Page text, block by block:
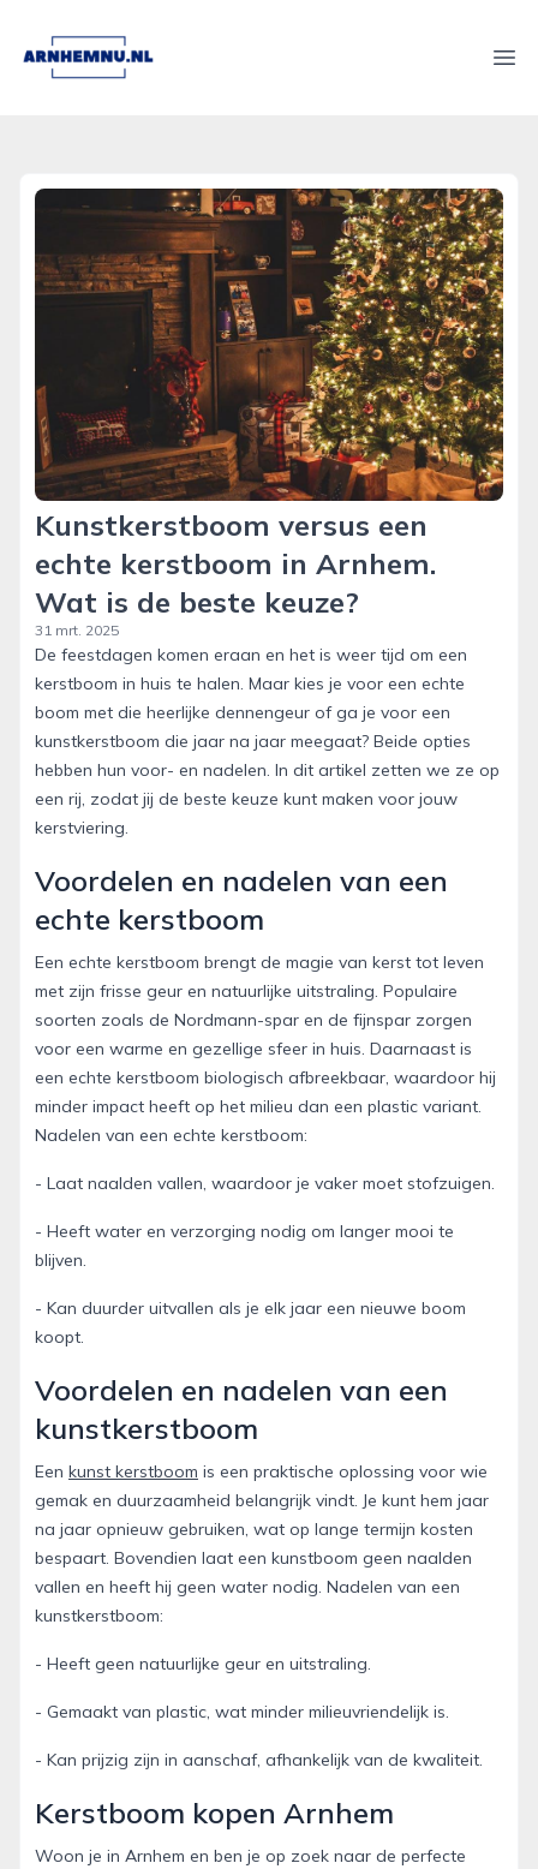
arnhemnu.nl
Kunstkerstboom versus een
echte kerstboom in Arnhem.
Wat is de beste keuze?
31 mrt. 2025
De feestdagen komen eraan en het is weer tijd om een
kerstboom in huis te halen. Maar kies je voor een echte
boom met die heerlijke dennengeur of ga je voor een
kunstkerstboom die jaar na jaar meegaat? Beide opties
hebben hun voor- en nadelen. In dit artikel zetten we ze op
een rij, zodat jij de beste keuze kunt maken voor jouw
kerstviering.
Voordelen en nadelen van een
echte kerstboom
Een echte kerstboom brengt de magie van kerst tot leven
met zijn frisse geur en natuurlijke uitstraling. Populaire
soorten zoals de Nordmann-spar en de fijnspar zorgen
voor een warme en gezellige sfeer in huis. Daarnaast is
een echte kerstboom biologisch afbreekbaar, waardoor hij
minder impact heeft op het milieu dan een plastic variant.
Nadelen van een echte kerstboom:
- Laat naalden vallen, waardoor je vaker moet stofzuigen.
- Heeft water en verzorging nodig om langer mooi te
blijven.
- Kan duurder uitvallen als je elk jaar een nieuwe boom
koopt.
Voordelen en nadelen van een
kunstkerstboom
Een kunst kerstboom is een praktische oplossing voor wie
gemak en duurzaamheid belangrijk vindt. Je kunt hem jaar
na jaar opnieuw gebruiken, wat op lange termijn kosten
bespaart. Bovendien laat een kunstboom geen naalden
vallen en heeft hij geen water nodig. Nadelen van een
kunstkerstboom:
- Heeft geen natuurlijke geur en uitstraling.
- Gemaakt van plastic, wat minder milieuvriendelijk is.
- Kan prijzig zijn in aanschaf, afhankelijk van de kwaliteit.
Kerstboom kopen Arnhem
Woon je in Arnhem en ben je op zoek naar de perfecte